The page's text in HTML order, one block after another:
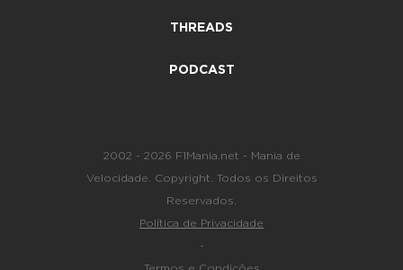
THREADS
PODCAST
2002 - 2026 F1Mania.net - Mania de
Velocidade. Copyright. Todos os Direitos
Reservados.
Política de Privacidade
-